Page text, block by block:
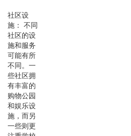
社区设
施： 不同
社区的设
施和服务
可能有所
不同。一
些社区拥
有丰富的
购物公园
和娱乐设
施，而另
一些则更